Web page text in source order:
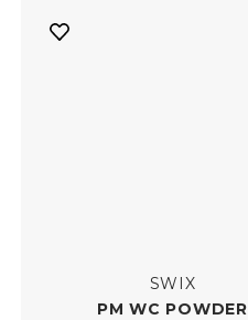
SWIX
PM WC POWDER